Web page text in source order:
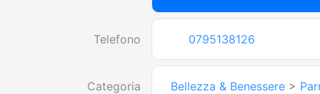
Telefono 0795138126
Categoria Bellezza & Benessere >